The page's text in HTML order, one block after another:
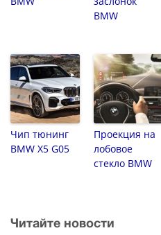
BMW
Чип тюнинг
BMW X5 G05
Проекция на
лобовое
стекло BMW
Читайте новости